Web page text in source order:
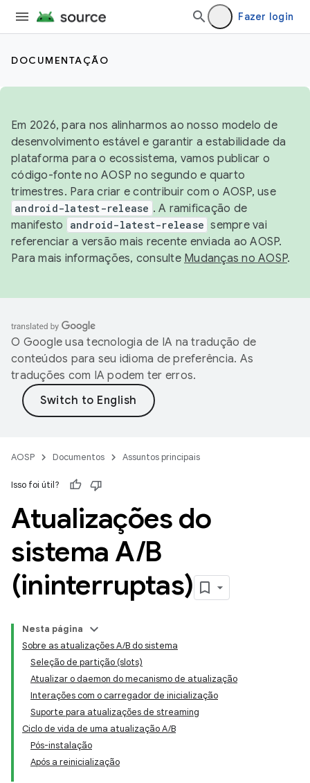
Fazer login
DOCUMENTAÇÃO
Em 2026, para nos alinharmos ao nosso modelo de
desenvolvimento estável e garantir a estabilidade da
plataforma para o ecossistema, vamos publicar o
código-fonte no AOSP no segundo e quarto
trimestres. Para criar e contribuir com o AOSP, use
android-latest-release . A ramificação de
manifesto
android-latest-release sempre vai
referenciar a versão mais recente enviada ao AOSP.
Para mais informações, consulte Mudanças no AOSP.
O Google usa tecnologia de IA na tradução de
conteúdos para seu idioma de preferência. As
traduções com IA podem ter erros.
AOSP Documentos Assuntos principais
Isso foi útil?
Atualizações do
sistema A/B
(ininterruptas)
Nesta página
Sobre as atualizações A/B do sistema
Seleção de partição (slots)
Atualizar o daemon do mecanismo de atualização
Interações com o carregador de inicialização
Suporte para atualizações de streaming
Ciclo de vida de uma atualização A/B
Pós-instalação
Após a reinicialização